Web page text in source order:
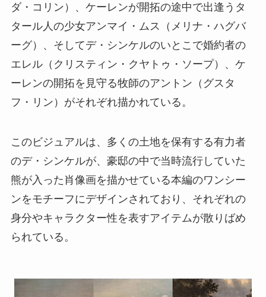
ダ・コリン）、ケーレンが開拓の途中で出逢うタ
タール人の少女アンマイ・ムス（メリナ・ハグバ
ーグ）、そしてデ・シンケルのいとこで婚約者の
エレル（クリスティン・クヤトゥ・ソープ）、ケ
ーレンの開拓を見守る牧師のアントン（グスタ
フ・リン）がそれぞれ描かれている。
このビジュアルは、多くの土地を保有する有力者
のデ・シンケルが、豪邸の中で当時流行していた
熊が入った肖像画を描かせている本編のワンシー
ンをモチーフにデザインされており、それぞれの
身分やキャラクター性を表すアイテムが散りばめ
られている。